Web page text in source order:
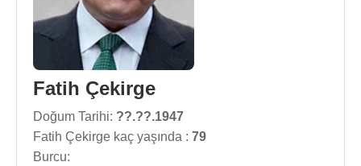
Fatih Çekirge
Doğum Tarihi: ??.??.1947
Fatih Çekirge kaç yaşında : 79
Burcu: